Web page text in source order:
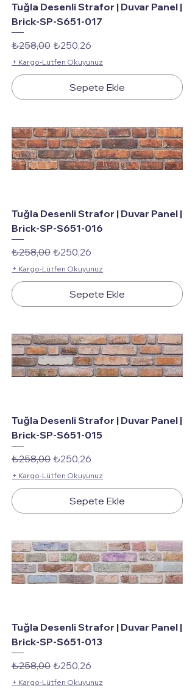
Tuğla Desenli Strafor | Duvar Panel |
Brick-SP-S651-017
Normal Fiyat
₺258,00 İndirimli Fiyat
₺250,26
+ Kargo-Lütfen Okuyunuz
Sepete Ekle
Tuğla Desenli Strafor | Duvar Panel |
Brick-SP-S651-016
Normal Fiyat
₺258,00 İndirimli Fiyat
₺250,26
+ Kargo-Lütfen Okuyunuz
Sepete Ekle
Tuğla Desenli Strafor | Duvar Panel |
Brick-SP-S651-015
Normal Fiyat
₺258,00 İndirimli Fiyat
₺250,26
+ Kargo-Lütfen Okuyunuz
Sepete Ekle
Tuğla Desenli Strafor | Duvar Panel |
Brick-SP-S651-013
Normal Fiyat
₺258,00 İndirimli Fiyat
₺250,26
+ Kargo-Lütfen Okuyunuz